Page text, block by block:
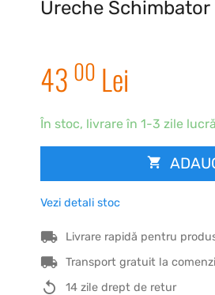
Ureche
43 00 Lei
În stoc, livrare în 1-3 zile
Vezi detali stoc
Livrare rapidă pentru
Transport gratuit la
14 zile drept de retur